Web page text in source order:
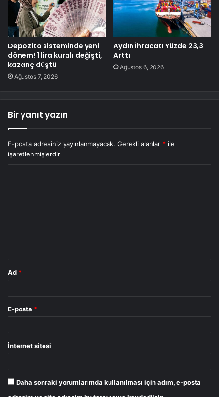
Depozito sisteminde yeni
dönem! 1 lira kuralı değişti,
kazanç düştü
Ağustos 7, 2026
Aydın İhracatı Yüzde 23,3
Arttı
Ağustos 6, 2026
Bir yanıt yazın
E-posta adresiniz yayınlanmayacak. Gerekli alanlar * ile
işaretlenmişlerdir
Ad *
E-posta *
İnternet sitesi
Daha sonraki yorumlarımda kullanılması için adım, e-posta